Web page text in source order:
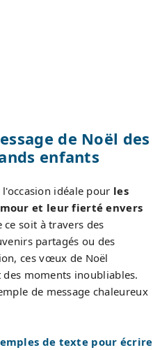
de Noël des
enfants
idéale pour les
et leur fierté envers
ce soit à travers des
partagés ou des
ces vœux de Noël
moments inoubliables.
de message chaleureux
de texte pour écrire